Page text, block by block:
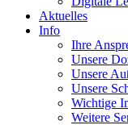
Aktuelles
Info
Ihre
Unsere
Unsere
Unsere
Wichtige
Weitere